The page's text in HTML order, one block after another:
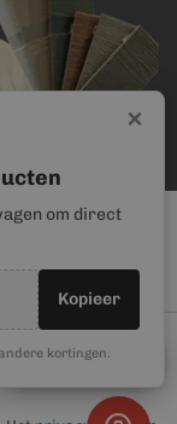
×
om direct
Kopieer
kortingen.
🎁Kortingscode
realisatie door